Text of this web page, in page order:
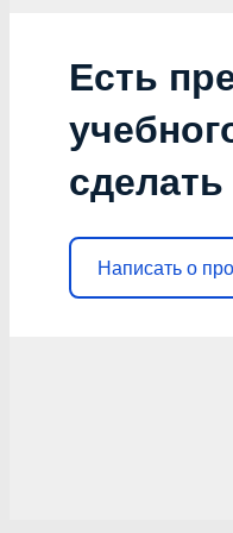
Есть
Написать о